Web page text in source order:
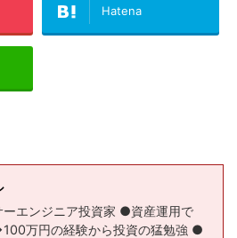
Hatena
エンジニア投資家 ●資産運用で
万円の経験から投資の猛勉強 ●